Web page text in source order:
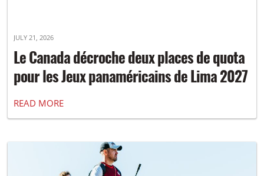
JULY 21, 2026
Le Canada décroche deux places de quota
pour les Jeux panaméricains de Lima 2027
READ MORE